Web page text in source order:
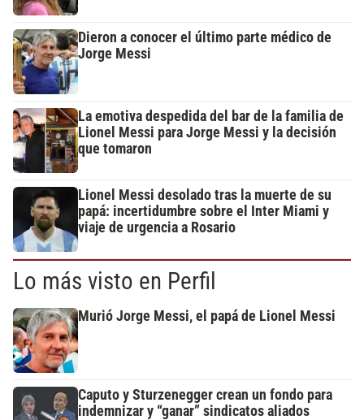
Dieron a conocer el último parte médico de
Jorge Messi
La emotiva despedida del bar de la familia de
Lionel Messi para Jorge Messi y la decisión
que tomaron
Lionel Messi desolado tras la muerte de su
papá: incertidumbre sobre el Inter Miami y
viaje de urgencia a Rosario
Lo más visto en Perfil
Murió Jorge Messi, el papá de Lionel Messi
Caputo y Sturzenegger crean un fondo para
indemnizar y “ganar” sindicatos aliados